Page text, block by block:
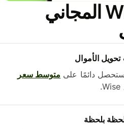
نزّل تطبيق Wise المجاني
الأموال
دائمًا علىمتوسط ​​سعر
بلحظة